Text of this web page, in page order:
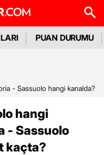
PUAN DURUMU
- Sassuolo hangi kanalda?
hangi
- Sassuolo
kaçta?